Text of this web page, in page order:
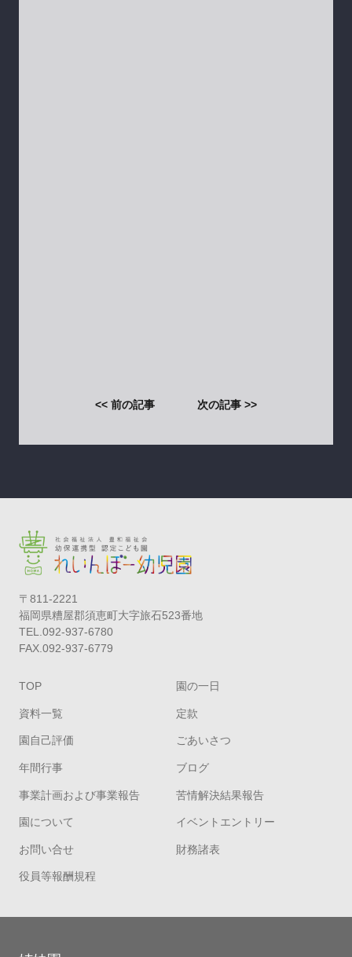
<< 前の記事 次の記事 >>
〒811-2221
福岡県糟屋郡須恵町大字旅石523番地
TEL.092-937-6780
FAX.092-937-6779
TOP 園の一日
資料一覧 定款
園自己評価 ごあいさつ
年間行事 ブログ
事業計画および事業報告 苦情解決結果報告
園について イベントエントリー
お問い合せ 財務諸表
役員等報酬規程